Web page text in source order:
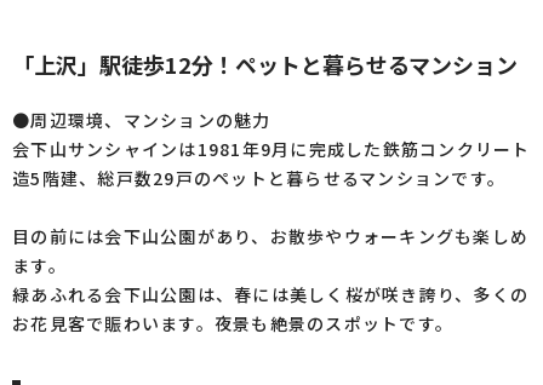
「上沢」駅徒歩12分！ペットと暮らせるマンション
●周辺環境、マンションの魅力
会下山サンシャインは1981年9月に完成した鉄筋コンクリート
造5階建、総戸数29戸のペットと暮らせるマンションです。
目の前には会下山公園があり、お散歩やウォーキングも楽しめ
ます。
緑あふれる会下山公園は、春には美しく桜が咲き誇り、多くの
お花見客で賑わいます。夜景も絶景のスポットです。